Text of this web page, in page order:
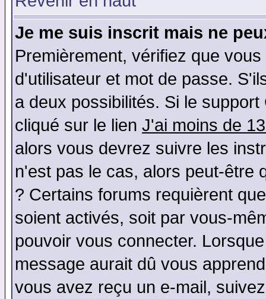
Je me suis inscrit mais ne
Premièrement, vérifiez que
d'utilisateur et mot de passe.
a deux possibilités. Si le
cliqué sur le lien J'ai moins de
alors vous devrez suivre les
n'est pas le cas, alors peut-être
? Certains forums requièrent
soient activés, soit par vous-
pouvoir vous connecter.
message aurait dû vous
vous avez reçu un e-mail,